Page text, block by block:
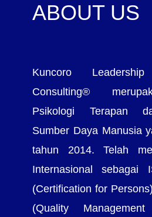
ABOUT US
Kuncoro
Consulting®
Psikologi Terapan
Sumber Daya Manusia
tahun 2014. Telah
Internasional sebagai
(Certification for
(Quality